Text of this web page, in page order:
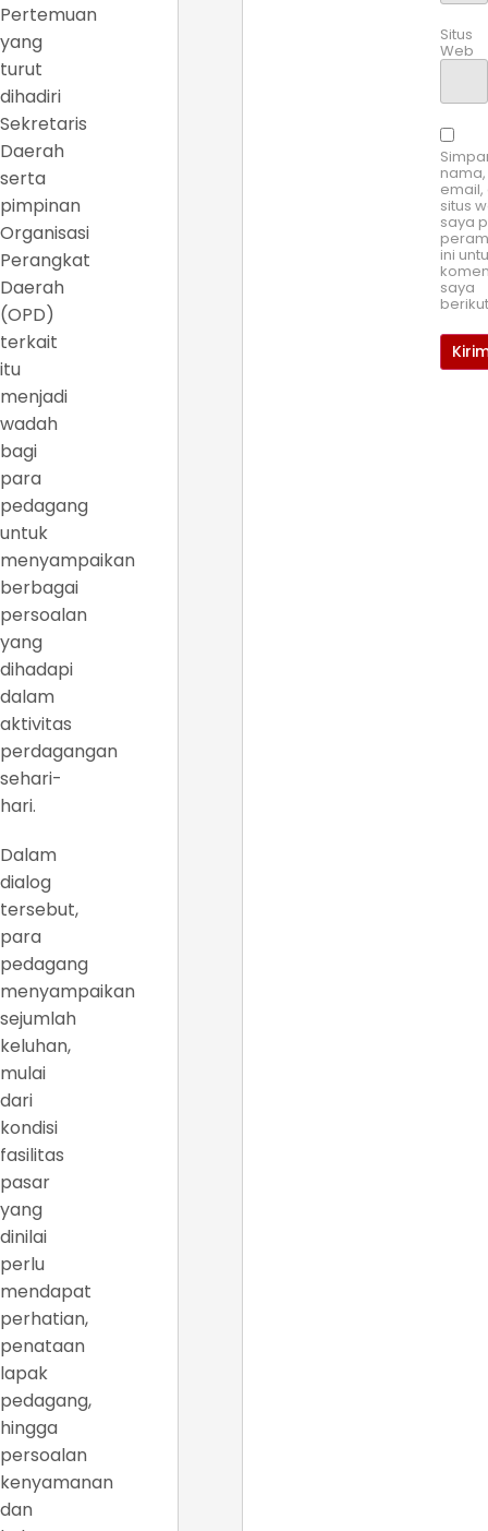
Pertemuan
yang
turut
dihadiri
Sekretaris
Daerah
serta
pimpinan
Organisasi
Perangkat
Daerah
(OPD)
terkait
itu
menjadi
wadah
bagi
para
pedagang
untuk
menyampaikan
berbagai
persoalan
yang
dihadapi
dalam
aktivitas
perdagangan
sehari-
hari.
Dalam
dialog
tersebut,
para
pedagang
menyampaikan
sejumlah
keluhan,
mulai
dari
kondisi
fasilitas
pasar
yang
dinilai
perlu
mendapat
perhatian,
penataan
lapak
pedagang,
hingga
persoalan
kenyamanan
dan
Situs
Web
nama,
email,
situs
saya
ini
saya